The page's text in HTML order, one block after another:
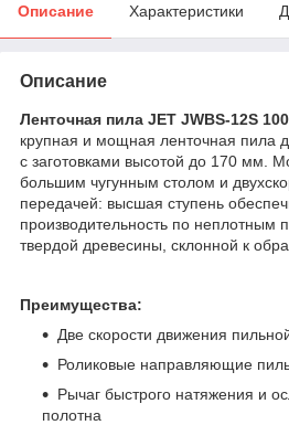
Описание Характеристики
Описание
Ленточная пила JET JWBS-12S
крупная и мощная ленточная пила
с заготовками высотой до 170 мм.
большим чугунным столом и
передачей: высшая ступень
производительность по неплотным
твердой древесины, склонной к
Преимущества:
Две скорости движения
Роликовые направляющие
Рычаг быстрого натяжения и
полотна